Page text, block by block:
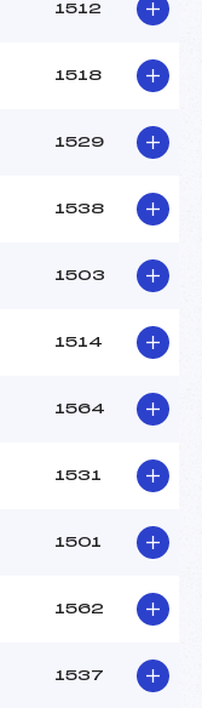
1512
1518
1529
1538
1503
1514
1564
1531
1501
1562
1537